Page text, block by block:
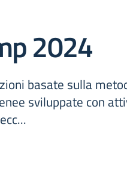
2024
basate sulla
sviluppate con